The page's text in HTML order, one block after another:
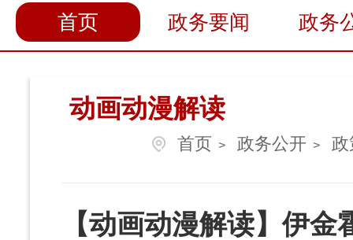
首页 政务要闻
政务
动画动漫解读
首页 > 政务公开 > 政
【动画动漫解读】伊金